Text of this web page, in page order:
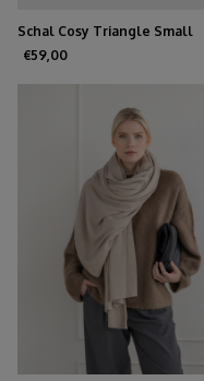
Schal Cosy Triangle Small
Hickory
€59,00